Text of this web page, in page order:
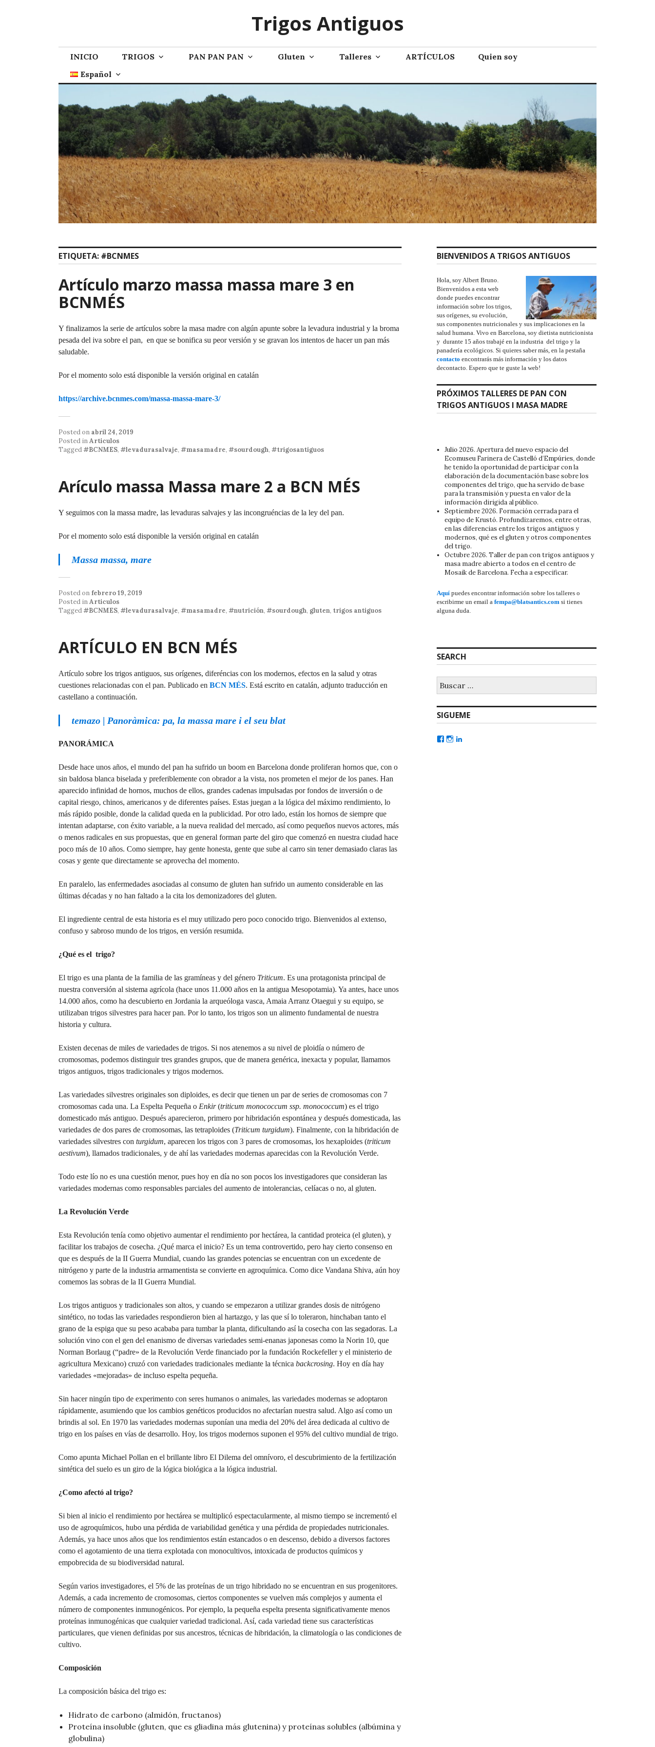
Trigos Antiguos
INICIO TRIGOS PAN PAN PAN Gluten Talleres ARTÍCULOS
Quien soy
Español
ETIQUETA: #BCNMES
Artículo marzo massa massa mare 3 en
BCNMÉS
Y finalizamos la serie de artículos sobre la masa madre con algún apunte sobre la levadura industrial y la broma
pesada del iva sobre el pan, en que se bonifica su peor versión y se gravan los intentos de hacer un pan más
saludable.
Por el momento solo está disponible la versión original en catalán
https://archive.bcnmes.com/massa-massa-mare-3/
Posted on abril 24, 2019
Posted inArticulos
Tagged#BCNMES, #levadurasalvaje, #masamadre, #sourdough, #trigosantiguos
Arículo massa Massa mare 2 a BCN MÉS
Y seguimos con la massa madre, las levaduras salvajes y las incongruéncias de la ley del pan.
Por el momento solo está disponible la versión original en catalán
Massa massa, mare
Posted on febrero 19, 2019
Posted inArticulos
Tagged#BCNMES, #levadurasalvaje, #masamadre, #nutrición, #sourdough, gluten, trigos antiguos
ARTÍCULO EN BCN MÉS
Artículo sobre los trigos antiguos, sus orígenes, diferéncias con los modernos, efectos en la salud y otras
cuestiones relacionadas con el pan. Publicado en BCN MÉS. Está escrito en catalán, adjunto traducción en
castellano a continuación.
temazo | Panoràmica: pa, la massa mare i el seu blat
PANORÁMICA
Desde hace unos años, el mundo del pan ha sufrido un boom en Barcelona ​​donde proliferan hornos que, con o
sin baldosa blanca biselada y preferiblemente con obrador a la vista, nos prometen el mejor de los panes. Han
aparecido infinidad de hornos, muchos de ellos, grandes cadenas impulsadas por fondos de inversión o de
capital riesgo, chinos, americanos y de diferentes países. Estas juegan a la lógica del máximo rendimiento, lo
más rápido posible, donde la calidad queda en la publicidad. Por otro lado, están los hornos de siempre que
intentan adaptarse, con éxito variable, a la nueva realidad del mercado, así como pequeños nuevos actores, más
o menos radicales en sus propuestas, que en general forman parte del giro que comenzó en nuestra ciudad hace
poco más de 10 años. Como siempre, hay gente honesta, gente que sube al carro sin tener demasiado claras las
cosas y gente que directamente se aprovecha del momento.
En paralelo, las enfermedades asociadas al consumo de gluten han sufrido un aumento considerable en las
últimas décadas y no han faltado a la cita los demonizadores del gluten.
El ingrediente central de esta historia es el muy utilizado pero poco conocido trigo. Bienvenidos al extenso,
confuso y sabroso mundo de los trigos, en versión resumida.
¿Qué es el trigo?
El trigo es una planta de la familia de las gramíneas y del género Triticum. Es una protagonista principal de
nuestra conversión al sistema agrícola (hace unos 11.000 años en la antigua Mesopotamia). Ya antes, hace unos
14.000 años, como ha descubierto en Jordania la arqueóloga vasca, Amaia Arranz Otaegui y su equipo, se
utilizaban trigos silvestres para hacer pan. Por lo tanto, los trigos son un alimento fundamental de nuestra
historia y cultura.
Existen decenas de miles de variedades de trigos. Si nos atenemos a su nivel de ploidía o número de
cromosomas, podemos distinguir tres grandes grupos, que de manera genérica, inexacta y popular, llamamos
trigos antiguos, trigos tradicionales y trigos modernos.
Las variedades silvestres originales son diploides, es decir que tienen un par de series de cromosomas con 7
cromosomas cada una. La Espelta Pequeña o Enkir(triticum monococcum ssp. monococcum) es el trigo
domesticado más antiguo. Después aparecieron, primero por hibridación espontánea y después domesticada, las
variedades de dos pares de cromosomas, las tetraploides (Triticum turgidum). Finalmente, con la hibridación de
variedades silvestres con turgidum, aparecen los trigos con 3 pares de cromosomas, los hexaploides (triticum
aestivum), llamados tradicionales, y de ahí las variedades modernas aparecidas con la Revolución Verde.
Todo este lío no es una cuestión menor, pues hoy en día no son pocos los investigadores que consideran las
variedades modernas como responsables parciales del aumento de intolerancias, celíacas o no, al gluten.
La Revolución Verde
Esta Revolución tenía como objetivo aumentar el rendimiento por hectárea, la cantidad proteica (el gluten), y
facilitar los trabajos de cosecha. ¿Qué marca el inicio? Es un tema controvertido, pero hay cierto consenso en
que es después de la II Guerra Mundial, cuando las grandes potencias se encuentran con un excedente de
nitrógeno y parte de la industria armamentista se convierte en agroquímica. Como dice Vandana Shiva, aún hoy
comemos las sobras de la II Guerra Mundial.
Los trigos antiguos y tradicionales son altos, y cuando se empezaron a utilizar grandes dosis de nitrógeno
sintético, no todas las variedades respondieron bien al hartazgo, y las que sí lo toleraron, hinchaban tanto el
grano de la espiga que su peso acababa para tumbar la planta, dificultando así la cosecha con las segadoras. La
solución vino con el gen del enanismo de diversas variedades semi-enanas japonesas como la Norin 10, que
Norman Borlaug (“padre» de la Revolución Verde financiado por la fundación Rockefeller y el ministerio de
agricultura Mexicano) cruzó con variedades tradicionales mediante la técnica backcrosing. Hoy en día hay
variedades «mejoradas» de incluso espelta pequeña.
Sin hacer ningún tipo de experimento con seres humanos o animales, las variedades modernas se adoptaron
rápidamente, asumiendo que los cambios genéticos producidos no afectarían nuestra salud. Algo así como un
brindis al sol. En 1970 las variedades modernas suponían una media del 20% del área dedicada al cultivo de
trigo en los países en vías de desarrollo. Hoy, los trigos modernos suponen el 95% del cultivo mundial de trigo.
Como apunta Michael Pollan en el brillante libro El Dilema del omnívoro, el descubrimiento de la fertilización
sintética del suelo es un giro de la lógica biológica a la lógica industrial.
¿Como afectó al trigo?
Si bien al inicio el rendimiento por hectárea se multiplicó espectacularmente, al mismo tiempo se incrementó el
uso de agroquímicos, hubo una pérdida de variabilidad genética y una pérdida de propiedades nutricionales.
Además, ya hace unos años que los rendimientos están estancados o en descenso, debido a diversos factores
como el agotamiento de una tierra explotada con monocultivos, intoxicada de productos químicos y
empobrecida de su biodiversidad natural.
Según varios investigadores, el 5% de las proteínas de un trigo hibridado no se encuentran en sus progenitores.
Además, a cada incremento de cromosomas, ciertos componentes se vuelven más complejos y aumenta el
número de componentes inmunogénicos. Por ejemplo, la pequeña espelta presenta significativamente menos
proteínas inmunogénicas que cualquier variedad tradicional. Así, cada variedad tiene sus características
particulares, que vienen definidas por sus ancestros, técnicas de hibridación, la climatología o las condiciones de
cultivo.
Composición
La composición básica del trigo es:
Hidrato de carbono (almidón, fructanos)
Proteína insoluble (gluten, que es gliadina más glutenina) y proteínas solubles (albúmina y
globulina)
BIENVENIDOS A TRIGOS ANTIGUOS
Hola, soy Albert Bruno.
Bienvenidos a esta web
donde puedes encontrar
información sobre los trigos,
sus orígenes, su evolución,
sus componentes nutricionales y sus implicaciones en la
salud humana. Vivo en Barcelona, soy dietista nutricionista
y durante 15 años trabajé en la industria del trigo y la
panadería ecológicos. Si quieres saber más, en la pestaña
contacto encontrarás más información y los datos
decontacto. Espero que te guste la web!
PRÓXIMOS TALLERES DE PAN CON
TRIGOS ANTIGUOS I MASA MADRE
Julio 2026. Apertura del nuevo espacio del
Ecomuseu Farinera de Castelló d’Empúries, donde
he tenido la oportunidad de participar con la
elaboración de la documentación base sobre los
componentes del trigo, que ha servido de base
para la transmisión y puesta en valor de la
información dirigida al público.
Septiembre 2026. Formación cerrada para el
equipo de Krustó. Profundizaremos, entre otras,
en las diferencias entre los trigos antiguos y
modernos, qué es el gluten y otros componentes
del trigo.
Octubre 2026. Taller de pan con trigos antiguos y
masa madre abierto a todos en el centro de
Mosaik de Barcelona. Fecha a especificar.
Aquí puedes encontrar información sobre los talleres o
escribirme un email a fempa@blatsantics.com si tienes
alguna duda.
SEARCH
SIGUEME